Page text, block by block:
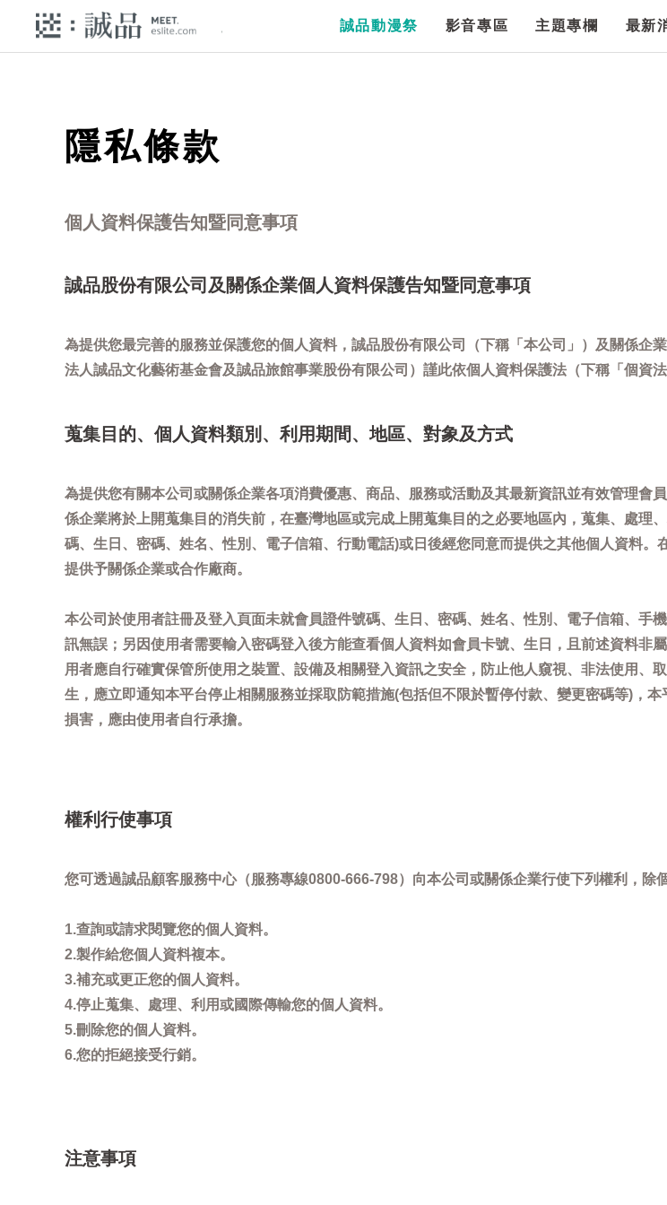
誠品動漫祭 影音專區 主題專欄 最新
隱私條款
個人資料保護告知暨同意事項
誠品股份有限公司及關係企業個人資料保護告知暨同意事項
為提供您最完善的服務並保護您的個人資料，誠品股份有限公司（下稱「本公司」）及關係企
法人誠品文化藝術基金會及誠品旅館事業股份有限公司）謹此依個人資料保護法（下稱「個資
蒐集目的、個人資料類別、利用期間、地區、對象及方式
為提供您有關本公司或關係企業各項消費優惠、商品、服務或活動及其最新資訊並有效管理會
係企業將於上開蒐集目的消失前，在臺灣地區或完成上開蒐集目的之必要地區內，蒐集、處理
碼、生日、密碼、姓名、性別、電子信箱、行動電話)或日後經您同意而提供之其他個人資料
提供予關係企業或合作廠商。
本公司於使用者註冊及登入頁面未就會員證件號碼、生日、密碼、姓名、性別、電子信箱、手
訊無誤；另因使用者需要輸入密碼登入後方能查看個人資料如會員卡號、生日，且前述資料非
用者應自行確實保管所使用之裝置、設備及相關登入資訊之安全，防止他人窺視、非法使用
生，應立即通知本平台停止相關服務並採取防範措施(包括但不限於暫停付款、變更密碼等)，
損害，應由使用者自行承擔。
權利行使事項
您可透過誠品顧客服務中心（服務專線0800-666-798）向本公司或關係企業行使下列權利，除
1.查詢或請求閱覽您的個人資料。
2.製作給您個人資料複本。
3.補充或更正您的個人資料。
4.停止蒐集、處理、利用或國際傳輸您的個人資料。
5.刪除您的個人資料。
6.您的拒絕接受行銷。
注意事項